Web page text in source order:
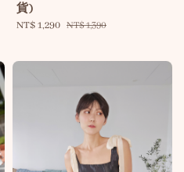
貨)
Sale
NT$ 1,290 Regular
NT$ 1,390